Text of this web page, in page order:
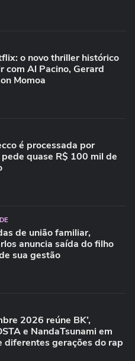
o novo thriller histórico
com Al Pacino, Gerard
Momoa
é processada por
quase R$ 100 mil de
de união familiar,
anuncia saída do filho
sua gestão
2026 reúne BK’,
e NandaTsunami em
diferentes gerações do rap